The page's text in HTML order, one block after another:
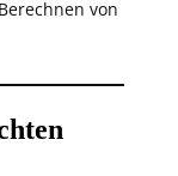
von